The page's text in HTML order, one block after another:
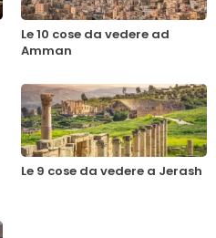
Le 10 cose da vedere ad
Amman
Le 9 cose da vedere a Jerash